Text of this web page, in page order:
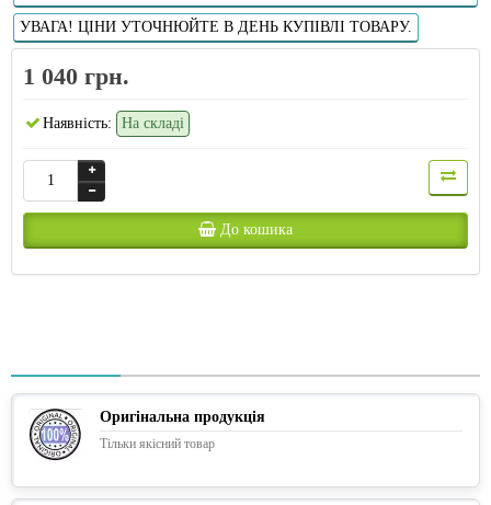
УВАГА! ЦІНИ УТОЧНЮЙТЕ В ДЕНЬ КУПІВЛІ ТОВАРУ.
1 040 грн.
Наявність: На складі
До кошика
Оригінальна продукція
Тільки якісний товар